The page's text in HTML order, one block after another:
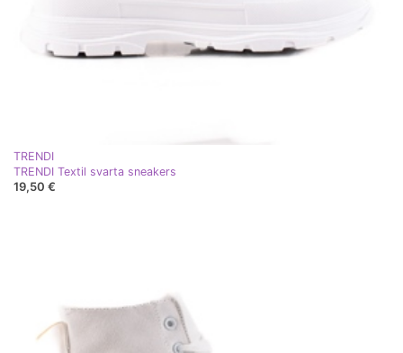
TRENDI
TRENDI Textil svarta sneakers
19,50 €